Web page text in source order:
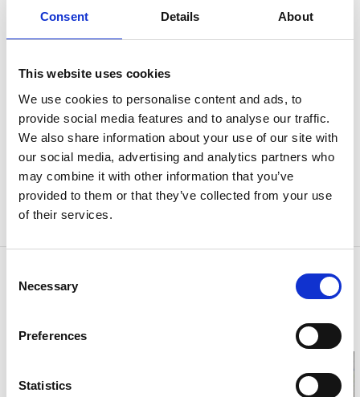
Consent Details About
This website uses cookies
We use cookies to personalise content and ads, to
provide social media features and to analyse our traffic.
We also share information about your use of our site with
our social media, advertising and analytics partners who
may combine it with other information that you’ve
provided to them or that they’ve collected from your use
of their services.
Selection
Necessary
Preferences
Statistics
Hälleviksstrands Museum
Hälleviksstrand, Orust
Fiskarstuga från 1800-talet
Fiskarstuga från 1800-talet med möbler och inredning
i oförändrat skick samt tillhörande sjöbod med olika
fiskeredskap.
En gammal skvaltkvarn i Bro visas också enligt
överenskommelse.
Hälleviksstrands Museum
Telefon:
Hemsida:morlanda.org